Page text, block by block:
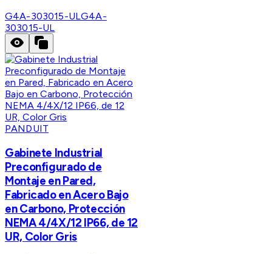
G4A-303015-ULG4A-
303015-UL
PANDUIT
Gabinete Industrial
Preconfigurado de
Montaje en Pared,
Fabricado en Acero Bajo
en Carbono, Protección
NEMA 4/4X/12 IP66, de 12
UR, Color Gris